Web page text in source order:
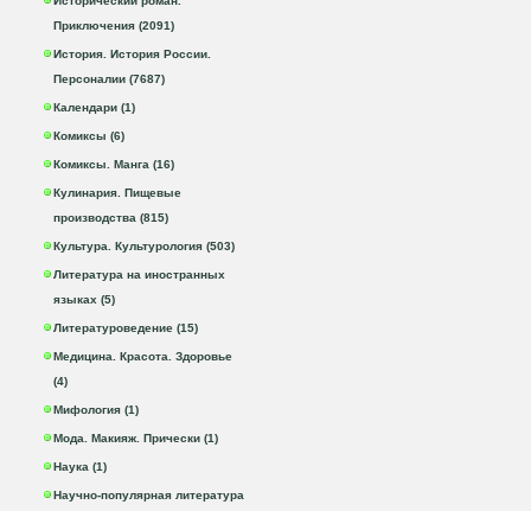
Приключения (2091)
История. История России.
Персоналии (7687)
Календари (1)
Комиксы (6)
Комиксы. Манга (16)
Кулинария. Пищевые
производства (815)
Культура. Культурология (503)
Литература на иностранных
языках (5)
Литературоведение (15)
Медицина. Красота. Здоровье
(4)
Мифология (1)
Мода. Макияж. Прически (1)
Наука (1)
Научно-популярная литература